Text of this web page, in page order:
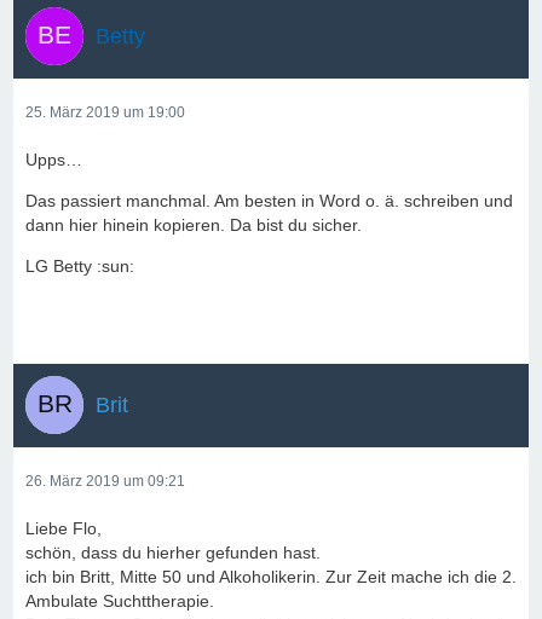
Betty
25. März 2019 um 19:00
Upps…
Das passiert manchmal. Am besten in Word o. ä. schreiben und
dann hier hinein kopieren. Da bist du sicher.
LG Betty :sun:
Brit
26. März 2019 um 09:21
Liebe Flo,
schön, dass du hierher gefunden hast.
ich bin Britt, Mitte 50 und Alkoholikerin. Zur Zeit mache ich die 2.
Ambulate Suchttherapie.